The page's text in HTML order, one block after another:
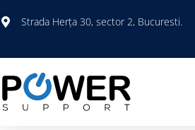
Strada Herța 30, sector 2, Bucuresti.